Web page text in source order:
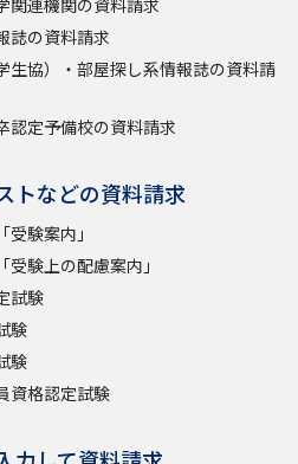
誌の資料請求
生協）・部屋探し系情報誌の資料請
認定予備校の資料請求
トなどの資料請求
験案内」
験上の配慮案内」
試験
験
験
資格認定試験